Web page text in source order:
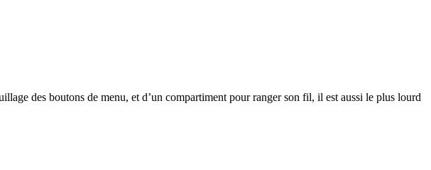
des boutons de menu, et d’un compartiment pour ranger son fil, il est aussi le plus lourd